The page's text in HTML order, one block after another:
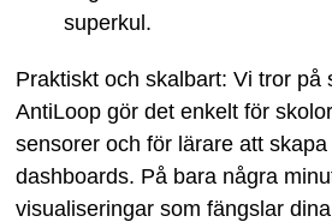
superkul.
Praktiskt och skalbart: Vi tror på
AntiLoop gör det enkelt för
sensorer och för lärare att
dashboards. På bara några
visualiseringar som fängslar